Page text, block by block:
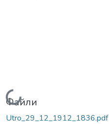
Вантажиться...
Файли
Utro_29_12_1912_1836.pdf